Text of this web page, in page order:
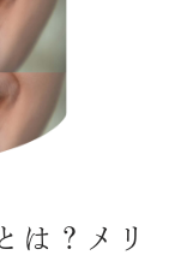
は？メリ